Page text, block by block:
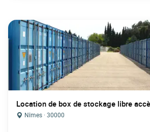
Location de box de stockage libre
Nîmes · 30000